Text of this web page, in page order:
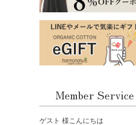
Member Service
ゲスト 様こんにちは